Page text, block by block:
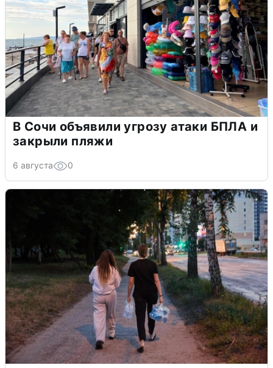
В Сочи объявили угрозу атаки БПЛА и
закрыли пляжи
6 августа 0